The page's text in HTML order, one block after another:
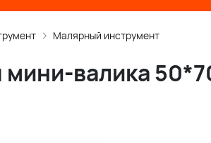
инженерные
Малярный инструмент
мини-валика